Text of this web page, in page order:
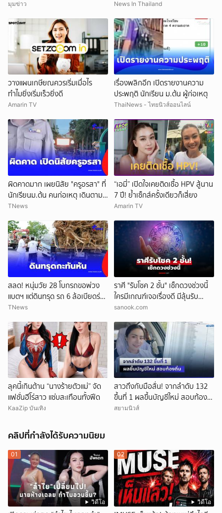
มุมข่าว มีชั้นเชิง
News In Thailand
วางแผนเกษียณควรเริ่มเมื่อไร
ทำไมยิ่งเริ่มเร็วยิ่งดี
Amarin TV
เรื่องพลิกอีก เปิดรายงานความ
ประพฤติ นักเรียน ม.ต้น ผู้ก่อเหตุ
ThaiNews - ไทยนิวส์ออนไลน์
ผิดคาดมาก เผยนิสัย "ครูอรสา" ที่
นักเรียนม.ต้น คนก่อเหตุ เดินตาม
หา
TNews
“เอมี่” เปิดใจเคยติดเชื้อ HPV สู้นาน
7 ปี! ย้ำเซ็กส์ครั้งเดียวก็เสี่ยง
Amarin TV
สลด! หนุ่มวัย 28 โบกรถขอพ่วง
แบตฯ แต่ดินทรุด รถ 6 ล้อเบียดร่าง
ดับ
TNews
ราศี "รับโชค 2 ชั้น" เช็กดวงช่วงนี้
ใครมีเกณฑ์เจอเรื่องดี มีลุ้นรับ
ความปัง
sanook.com
ลุคนี้เกินต้าน “นางร้ายตัวแม่” จัด
แฟชั่นฮีโร่สาว แซ่บสะเทือนทั้งฟีด
KaaZip บันเทิง
สาวถึงกับมือสั่น! จากลำดับ 132
ขึ้นที่ 1 ผลขึ้นบัญชีใหม่ สอบท้อง
ถิ่น
สยามนิวส์
คลิปที่กำลังได้รับความนิยม
วิดีโอ
01
วิดีโอ
02